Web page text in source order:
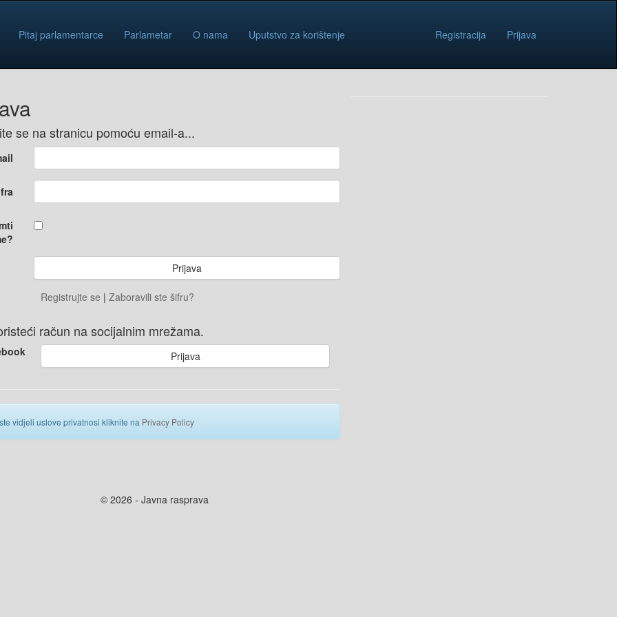
Pitaj parlamentarce Parlametar O nama Uputstvo za korištenje Registracija Prijava
se na stranicu pomoću email-a...
Registrujte se | Zaboravili ste šifru?
račun na socijalnim mrežama.
Prijava
vidjeli uslove privatnosi kliknite na Privacy Policy
© 2026 - Javna rasprava